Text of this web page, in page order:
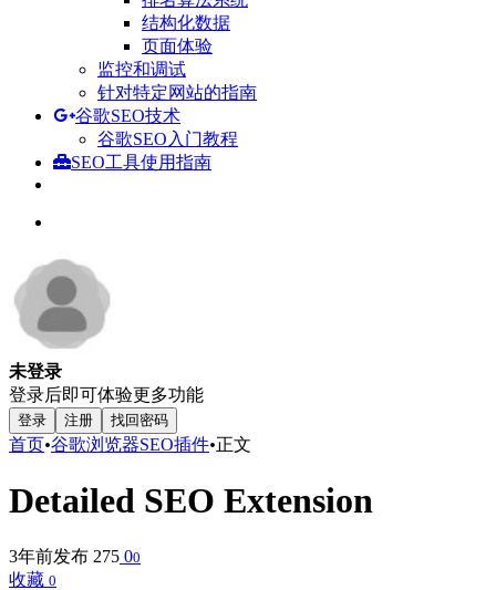
结构化数据
页面体验
监控和调试
针对特定网站的指南
谷歌SEO技术
谷歌SEO入门教程
SEO工具使用指南
未登录
登录后即可体验更多功能
登录 注册 找回密码
首页•谷歌浏览器SEO插件•正文
Detailed SEO Extension
3年前发布 275 00
收藏 0